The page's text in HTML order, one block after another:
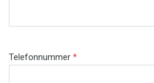
Telefonnummer *